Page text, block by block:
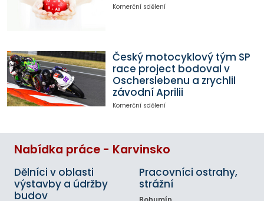
Komerční sdělení
Český motocyklový tým SP
race project bodoval v
Oscherslebenu a zrychlil
závodní Aprilii
Komerční sdělení
Nabídka práce - Karvinsko
Dělníci v oblasti
výstavby a údržby
budov
Pracovníci ostrahy,
strážní